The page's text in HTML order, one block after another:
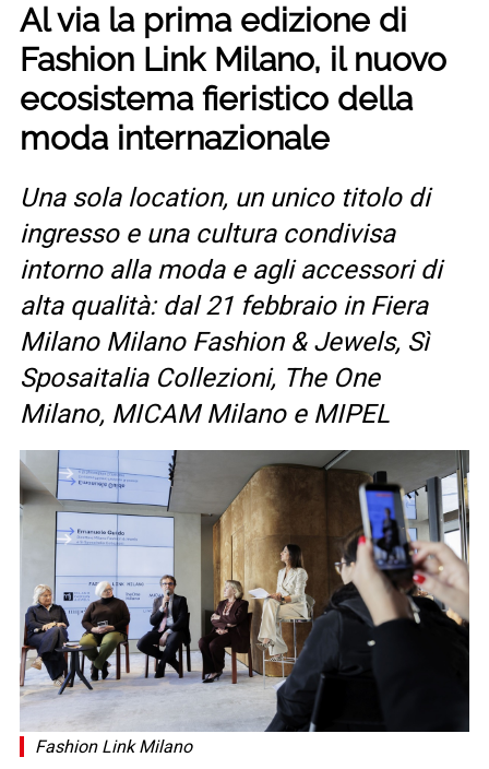
Al via la prima edizione di
Fashion Link Milano, il nuovo
ecosistema fieristico della
moda internazionale
Una sola location, un unico titolo di
ingresso e una cultura condivisa
intorno alla moda e agli accessori di
alta qualità: dal 21 febbraio in Fiera
Milano Milano Fashion & Jewels, Sì
Sposaitalia Collezioni, The One
Milano, MICAM Milano e MIPEL
Fashion Link Milano